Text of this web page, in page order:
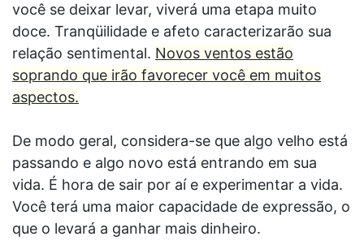
você se deixar levar, viverá uma etapa muito
doce. Tranqüilidade e afeto caracterizarão sua
relação sentimental. Novos ventos estão
soprando que irão favorecer você em muitos
aspectos.
De modo geral, considera-se que algo velho está
passando e algo novo está entrando em sua
vida. É hora de sair por aí e experimentar a vida.
Você terá uma maior capacidade de expressão, o
que o levará a ganhar mais dinheiro.